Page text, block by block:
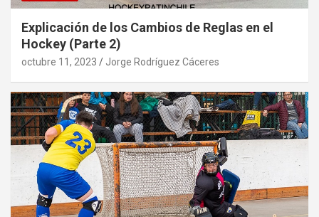
Explicación de los Cambios de Reglas en el
Hockey (Parte 2)
octubre 11, 2023 Jorge Rodríguez Cáceres